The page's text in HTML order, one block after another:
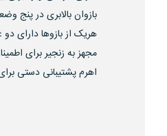
بازوان بالابری در پنج
هریک از بازوها دارای
مجهز به زنجیر برای
اهرم پشتیبانی دستی